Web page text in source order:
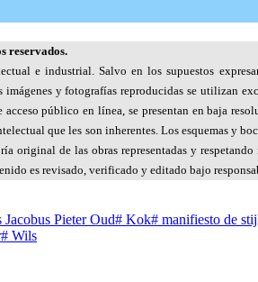
reservados.
e industrial. Salvo en los supuestos
y fotografías reproducidas se utilizan
público en línea, se presentan en baja
que les son inherentes. Los esquemas y
de las obras representadas y respetando
es revisado, verificado y editado bajo
Jacobus Pieter Oud# Kok# manifiesto de
# Wils